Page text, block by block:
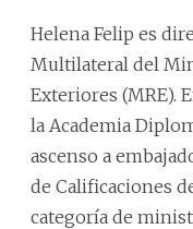
Helena Felip es
Multilateral del
Exteriores (MRE).
la Academia
ascenso a
de Calificaciones
categoría de